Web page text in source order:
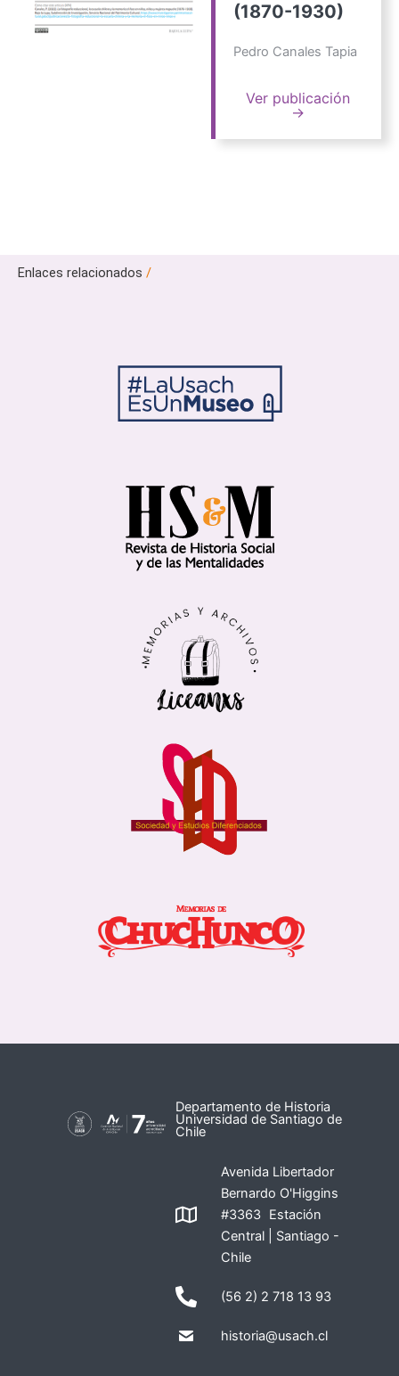
(1870-1930)
Pedro Canales Tapia
Ver publicación
→
Enlaces relacionados /
Departamento de Historia
Universidad de Santiago de
Chile
Avenida Libertador
Bernardo O'Higgins
#3363 Estación
Central | Santiago -
Chile
(56 2) 2 718 13 93
historia@usach.cl